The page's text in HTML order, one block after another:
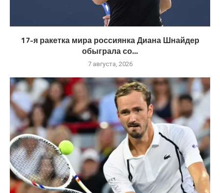
17-я ракетка мира россиянка Диана Шнайдер
обыграла со...
7 августа, 2026